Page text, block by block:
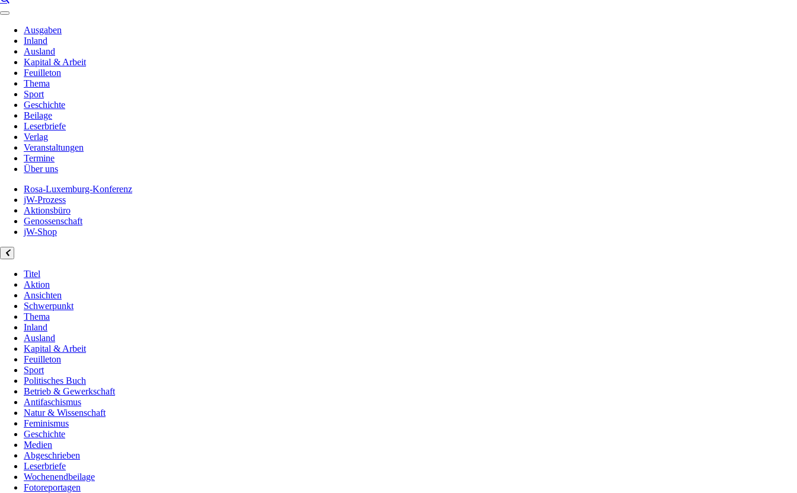
Ausgaben
Inland
Ausland
Kapital & Arbeit
Feuilleton
Thema
Sport
Geschichte
Beilage
Leserbriefe
Verlag
Veranstaltungen
Termine
Über uns
Rosa-Luxemburg-Konferenz
jW-Prozess
Aktionsbüro
Genossenschaft
jW-Shop
Titel
Aktion
Ansichten
Schwerpunkt
Thema
Inland
Ausland
Kapital & Arbeit
Feuilleton
Sport
Politisches Buch
Betrieb & Gewerkschaft
Antifaschismus
Natur & Wissenschaft
Feminismus
Geschichte
Medien
Abgeschrieben
Leserbriefe
Wochenendbeilage
Fotoreportagen